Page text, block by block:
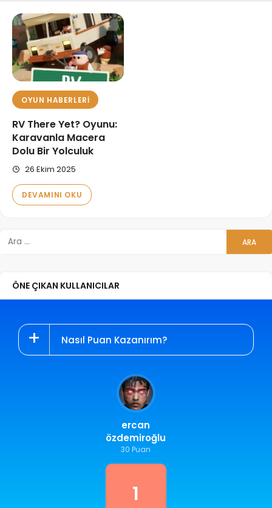
OYUN HABERLERI
RV There Yet? Oyunu:
Karavanla Macera
Dolu Bir Yolculuk
26 Ekim 2025
DEVAMINI OKU
ÖNE ÇIKAN KULLANICILAR
Nasıl Puan Kazanırım?
ercan
özdemiroğlu
30 Puan
1